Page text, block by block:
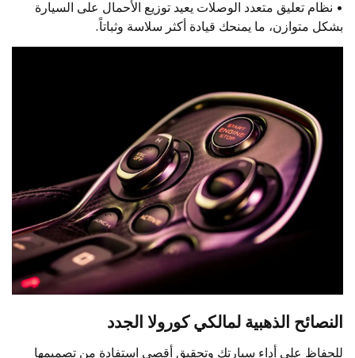
• نظام تعليق متعدد الوصلات يعيد توزيع الأحمال على السيارة
بشكل متوازن، ما يمنحك قيادة أكثر سلاسة وثباتاً.
النصائح الذهبية لمالكي كورولا الجدد
للحفاظ على أداء سيارتك وتحقيق أقصى استفادة من تصميمها